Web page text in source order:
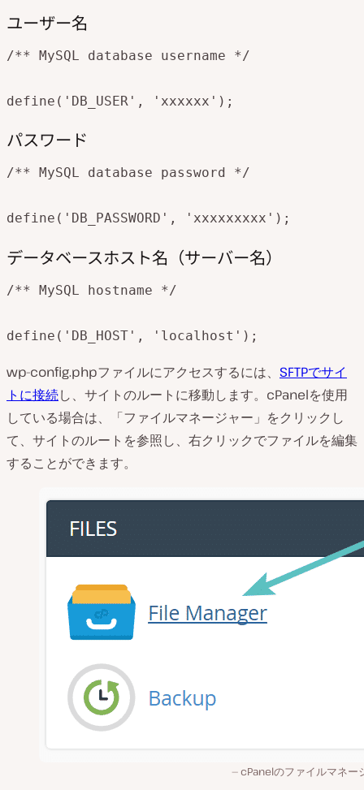
ユーザー名
/** MySQL database username */
define('DB_USER', 'xxxxxx');
パスワード
/** MySQL database password */
define('DB_PASSWORD', 'xxxxxxxxx');
データベースホスト名（サーバー名）
/** MySQL hostname */
define('DB_HOST', 'localhost');
wp-config.phpファイルにアクセスするには、 SFTPでサイ
トに接続し、サイトのルートに移動します。cPanelを使用
している場合は、「ファイルマネージャー」をクリックし
て、サイトのルートを参照し、右クリックでファイルを編集
することができます。
cPanelのファイルマネー